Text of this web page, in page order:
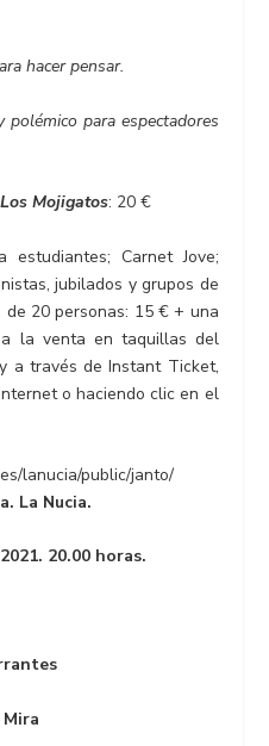
hacer pensar.
polémico para espectadores
Los Mojigatos: 20 €
Carnet Jove;
jubilados y grupos de
de 20 personas: 15 € + una
la venta en taquillas del
a través de Instant Ticket,
o haciendo clic en el
lanucia/public/janto/
La Nucia.
20.00 horas.